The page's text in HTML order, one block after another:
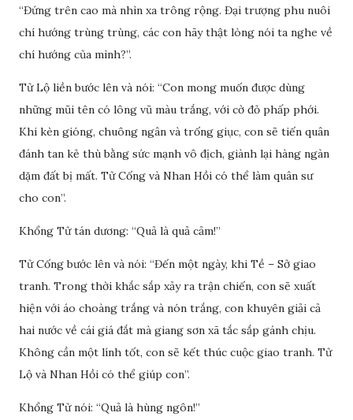
“Đứng trên cao mà nhìn xa trông rộng. Đại trượng phu nuôi
chí hướng trùng trùng, các con hãy thật lòng nói ta nghe về
chí hướng của mình?”.
Tử Lộ liền bước lên và nói: “Con mong muốn được dùng
những mũi tên có lông vũ màu trắng, với cờ đỏ phấp phới.
Khi kèn gióng, chuông ngân và trống giục, con sẽ tiến quân
đánh tan kẻ thù bằng sức mạnh vô địch, giành lại hàng ngàn
dặm đất bị mất. Tử Cống và Nhan Hồi có thể làm quân sư
cho con”.
Khổng Tử tán dương: “Quả là quả cảm!”
Tử Cống bước lên và nói: “Đến một ngày, khi Tề – Sở giao
tranh. Trong thời khắc sắp xảy ra trận chiến, con sẽ xuất
hiện với áo choàng trắng và nón trắng, con khuyên giải cả
hai nước về cái giá đắt mà giang sơn xã tắc sắp gánh chịu.
Không cần một lính tốt, con sẽ kết thúc cuộc giao tranh. Tử
Lộ và Nhan Hồi có thể giúp con”.
Khổng Tử nói: “Quả là hùng ngôn!”